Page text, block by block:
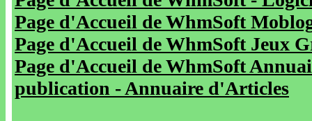
Page d'Accueil de WhmSoft
Page d'Accueil de WhmSoft Jeux
Page d'Accueil de WhmSoft
publication - Annuaire d'Articles